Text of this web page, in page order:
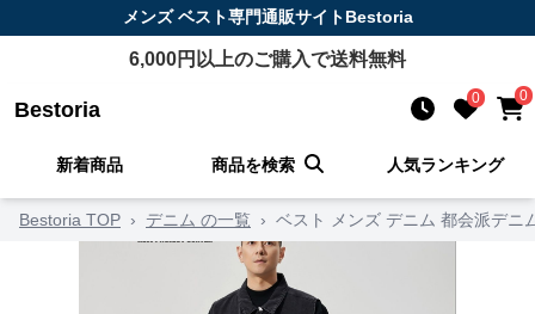
メンズ ベスト専門通販サイトBestoria
6,000円以上のご購入で送料無料
Bestoria 0 0
新着商品 商品を検索 人気ランキング
Bestoria TOP › デニム の一覧 › ベスト メンズ デニム 都会派デニ